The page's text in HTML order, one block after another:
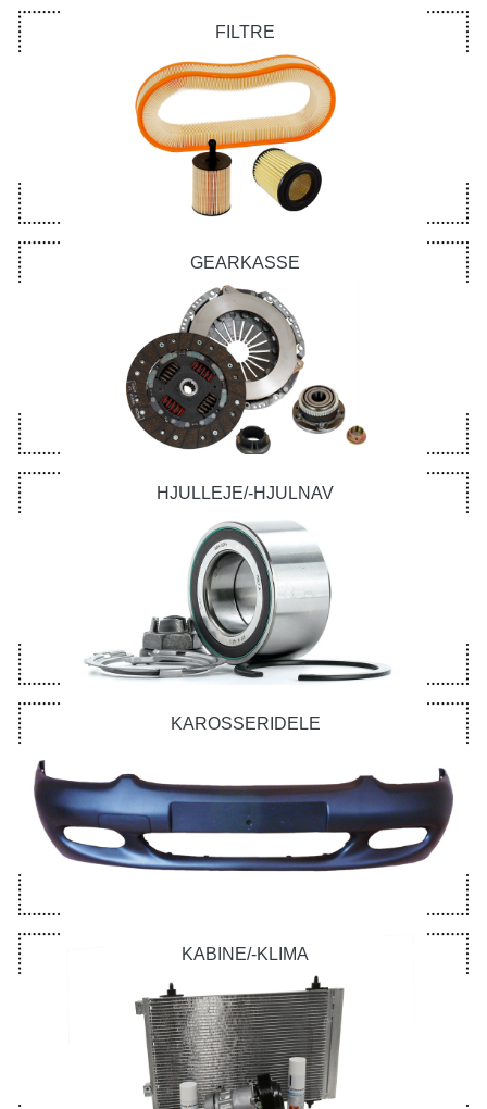
FILTRE
GEARKASSE
HJULLEJE/-HJULNAV
KAROSSERIDELE
KABINE/-KLIMA